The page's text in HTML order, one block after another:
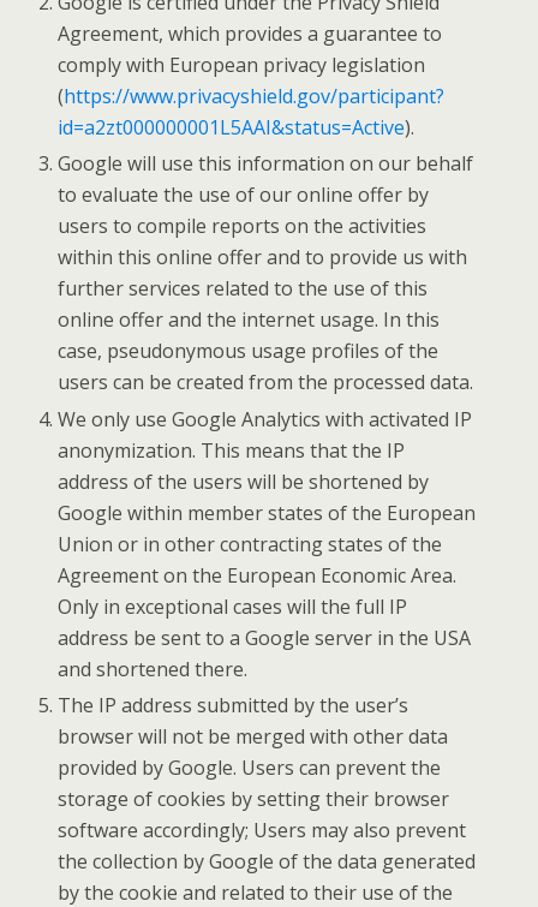
Agreement, which provides a guarantee to
comply with European privacy legislation
(https://www.privacyshield.gov/participant?
id=a2zt000000001L5AAI&status=Active).
Google will use this information on our behalf
to evaluate the use of our online offer by
users to compile reports on the activities
within this online offer and to provide us with
further services related to the use of this
online offer and the internet usage. In this
case, pseudonymous usage profiles of the
users can be created from the processed data.
We only use Google Analytics with activated IP
anonymization. This means that the IP
address of the users will be shortened by
Google within member states of the European
Union or in other contracting states of the
Agreement on the European Economic Area.
Only in exceptional cases will the full IP
address be sent to a Google server in the USA
and shortened there.
The IP address submitted by the user’s
browser will not be merged with other data
provided by Google. Users can prevent the
storage of cookies by setting their browser
software accordingly; Users may also prevent
the collection by Google of the data generated
by the cookie and related to their use of the